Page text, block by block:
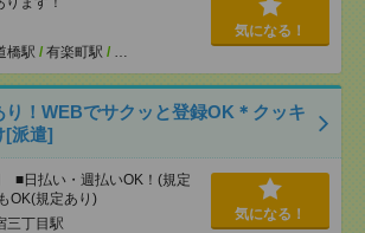
橋駅 / 有楽町駅 / …
気になる！
り！WEBでサクッと登録OK＊クッキ
[派遣]
■日払い・週払いOK！(規定
OK(規定あり)
三丁目駅
気になる！